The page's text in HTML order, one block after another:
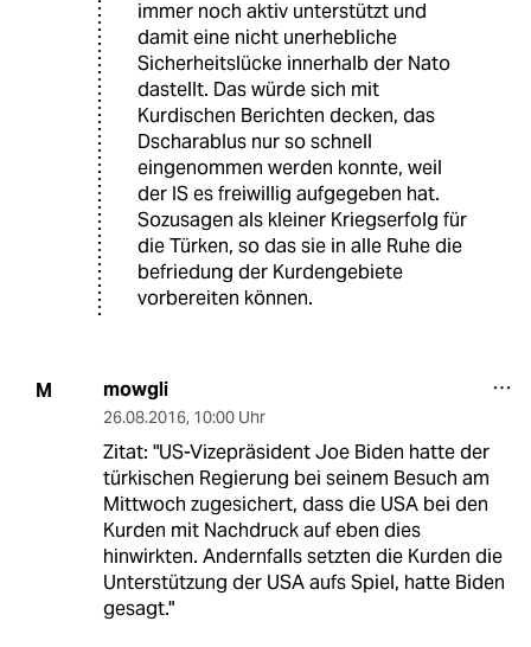
immer noch aktiv unterstützt und
damit eine nicht unerhebliche
Sicherheitslücke innerhalb der Nato
dastellt. Das würde sich mit
Kurdischen Berichten decken, das
Dscharablus nur so schnell
eingenommen werden konnte, weil
der IS es freiwillig aufgegeben hat.
Sozusagen als kleiner Kriegserfolg für
die Türken, so das sie in alle Ruhe die
befriedung der Kurdengebiete
vorbereiten können.
M mowgli
26.08.2016, 10:00 Uhr
Zitat: "US-Vizepräsident Joe Biden hatte der
türkischen Regierung bei seinem Besuch am
Mittwoch zugesichert, dass die USA bei den
Kurden mit Nachdruck auf eben dies
hinwirkten. Andernfalls setzten die Kurden die
Unterstützung der USA aufs Spiel, hatte Biden
gesagt."